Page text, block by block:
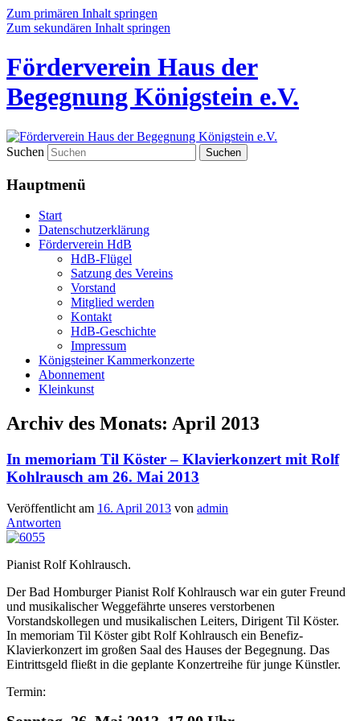
Zum primären Inhalt springen
Zum sekundären Inhalt springen
Förderverein Haus der
Begegnung Königstein e.V.
Suchen
Hauptmenü
Start
Datenschutzerklärung
Förderverein HdB
HdB-Flügel
Satzung des Vereins
Vorstand
Mitglied werden
Kontakt
HdB-Geschichte
Impressum
Königsteiner Kammerkonzerte
Abonnement
Kleinkunst
Archiv des Monats: April 2013
In memoriam Til Köster – Klavierkonzert mit Rolf
Kohlrausch am 26. Mai 2013
Veröffentlicht am 16. April 2013 von admin
Antworten
Pianist Rolf Kohlrausch.
Der Bad Homburger Pianist Rolf Kohlrausch war ein guter Freund
und musikalischer Weggefährte unseres verstorbenen
Vorstandskollegen und musikalischen Leiters, Dirigent Til Köster.
In memoriam Til Köster gibt Rolf Kohlrausch ein Benefiz-
Klavierkonzert im großen Saal des Hauses der Begegnung. Das
Eintrittsgeld fließt in die geplante Konzertreihe für junge Künstler.
Termin: